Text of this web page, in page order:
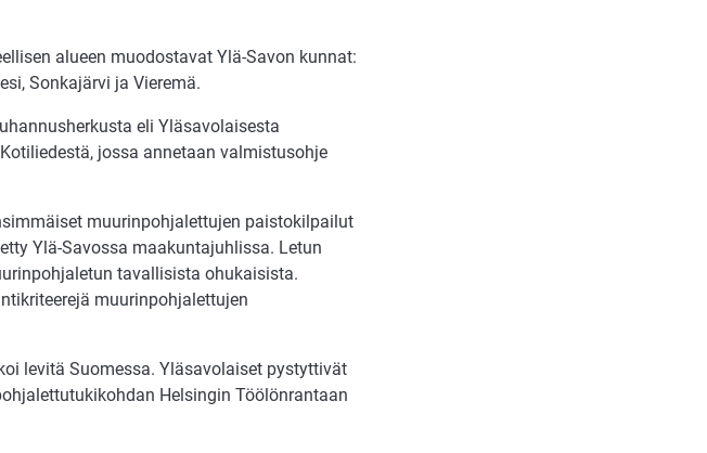
alueen muodostavat Ylä-Savon kunnat:
Sonkajärvi ja Vieremä.
eli Yläsavolaisesta
jossa annetaan valmistusohje
muurinpohjalettujen paistokilpailut
Ylä-Savossa maakuntajuhlissa. Letun
tavallisista ohukaisista.
muurinpohjalettujen
levitä Suomessa. Yläsavolaiset pystyttivät
Helsingin Töölönrantaan